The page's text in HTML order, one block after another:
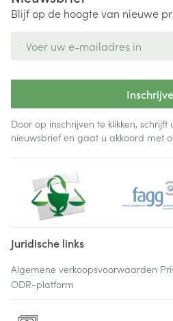
Blijf op de hoogte van nieuwe
Door op inschrijven te klikken,
nieuwsbrief en gaat u akkoord met
Juridische links
Algemene verkoopsvoorwaarden
ODR-platform